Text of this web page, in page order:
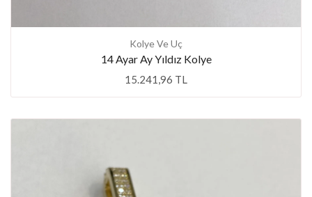
Kolye Ve Uç
14 Ayar Ay Yıldız Kolye
15.241,96 TL